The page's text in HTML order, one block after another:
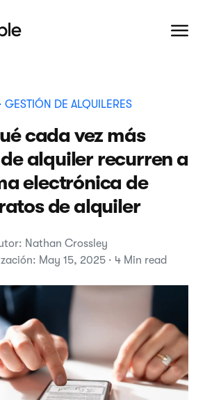
· GESTIÓN DE ALQUILERES
cada vez más
alquiler recurren a
electrónica de
de alquiler
Nathan Crossley
May 15, 2025 · 4 Min read